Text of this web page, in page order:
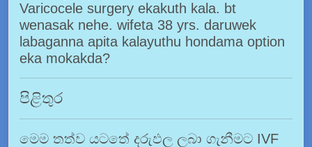
Varicocele surgery ekakuth kala. bt
wenasak nehe. wifeta 38 yrs. daruwek
labaganna apita kalayuthu hondama option
eka mokakda?
පිළිතුර
මෙම තත්ව යටතේ දරුඵල ලබා ගැනීමට IVF